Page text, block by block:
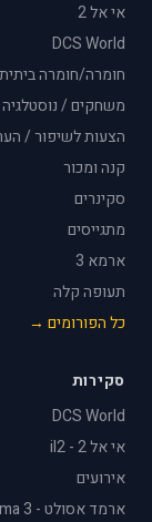
אי אל 2
DCS World
חומרה/חומרה ביתית
משחקים / נוסטלגיה
הצעות לשיפור /
קנה ומכור
סקינרים
מתגייסים
ארמא 3
תעופה קלה
כל הפורומים →
סקירות
DCS World
אי אל 2 - il2
אירועים
ארמד אסולט - Arma 3